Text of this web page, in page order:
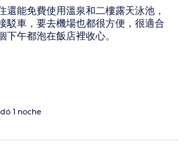
還能免費使用溫泉和二樓露天泳池，
駁車，要去機場也都很方便，很適合
午都泡在飯店裡收心。
1 noche